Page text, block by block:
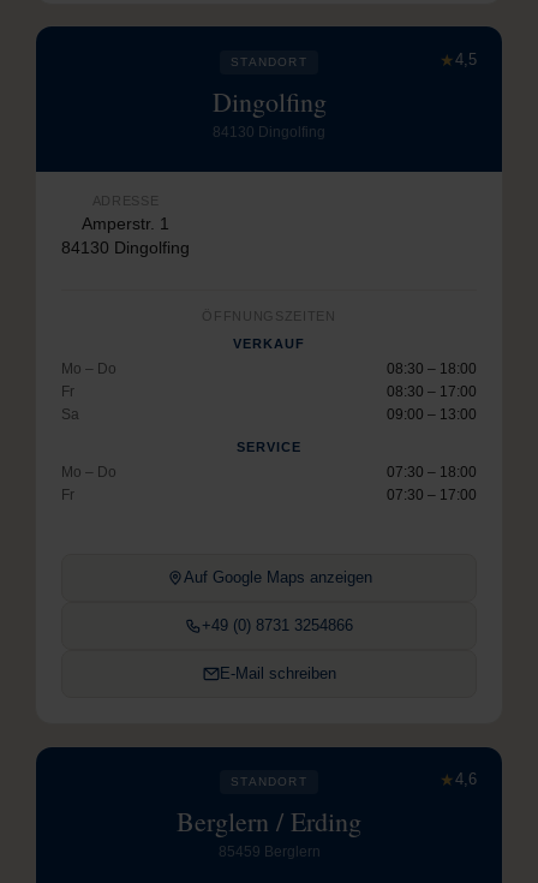
★4,5
STANDORT
Dingolfing
84130 Dingolfing
ADRESSE
Amperstr. 1
84130 Dingolfing
ÖFFNUNGSZEITEN
VERKAUF
Mo – Do
08:30 – 18:00
Fr
08:30 – 17:00
Sa
09:00 – 13:00
SERVICE
Mo – Do
07:30 – 18:00
Fr
07:30 – 17:00
Auf Google Maps anzeigen
+49 (0) 8731 3254866
E-Mail schreiben
★4,6
STANDORT
Berglern / Erding
85459 Berglern